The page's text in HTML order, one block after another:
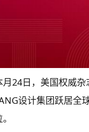
月24日，美国权威杂
设计集团跃居全